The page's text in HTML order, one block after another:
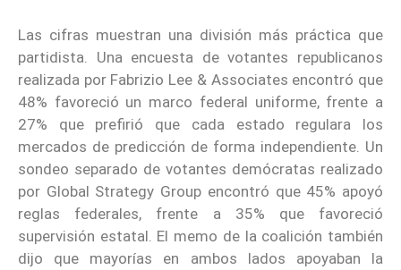
Las cifras muestran una división más práctica que
partidista. Una encuesta de votantes republicanos
realizada por Fabrizio Lee & Associates encontró que
48% favoreció un marco federal uniforme, frente a
27% que prefirió que cada estado regulara los
mercados de predicción de forma independiente. Un
sondeo separado de votantes demócratas realizado
por Global Strategy Group encontró que 45% apoyó
reglas federales, frente a 35% que favoreció
supervisión estatal. El memo de la coalición también
dijo que mayorías en ambos lados apoyaban la